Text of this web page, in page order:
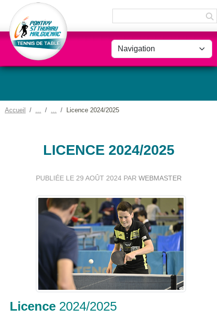
Accueil Licence 2024/2025
LICENCE 2024/2025
PUBLIÉE LE 29 AOÛT 2024PAR WEBMASTER
Licence 2024/2025
Panneau de gestion des cookies